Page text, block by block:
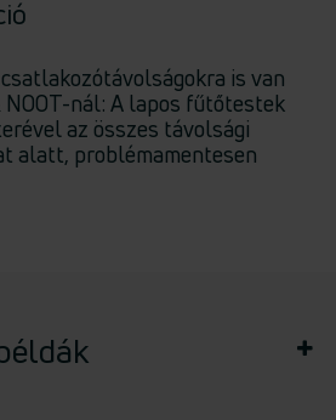
is van
NOOT-nál: A lapos fűtőtestek
az összes távolsági
alatt, problémamentesen